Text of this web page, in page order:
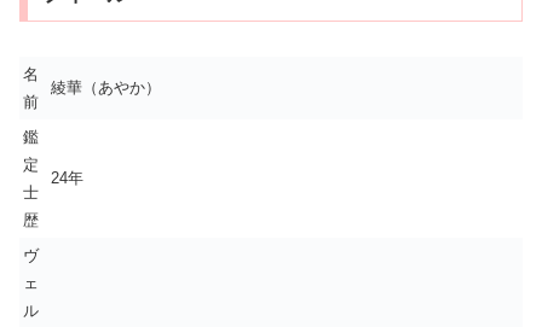
名
前
綾華（あやか）
鑑
定
士
歴
24年
ヴ
ェ
ル